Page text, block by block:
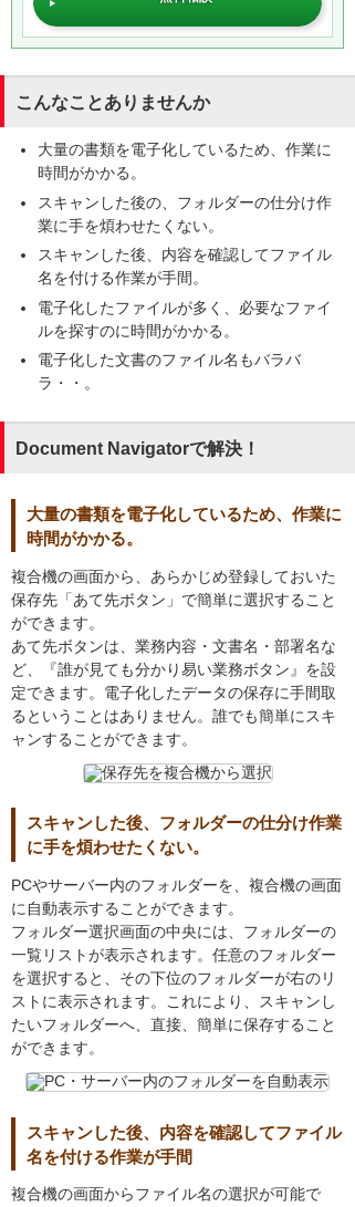
こんなことありませんか
大量の書類を電子化しているため、作業に
時間がかかる。
スキャンした後の、フォルダーの仕分け作
業に手を煩わせたくない。
スキャンした後、内容を確認してファイル
名を付ける作業が手間。
電子化したファイルが多く、必要なファイ
ルを探すのに時間がかかる。
電子化した文書のファイル名もバラバ
ラ・・。
Document Navigatorで解決！
大量の書類を電子化しているため、作業に
時間がかかる。
複合機の画面から、あらかじめ登録しておいた
保存先「あて先ボタン」で簡単に選択すること
ができます。
あて先ボタンは、業務内容・文書名・部署名な
ど、『誰が見ても分かり易い業務ボタン』を設
定できます。電子化したデータの保存に手間取
るということはありません。誰でも簡単にスキ
ャンすることができます。
スキャンした後、フォルダーの仕分け作業
に手を煩わせたくない。
PCやサーバー内のフォルダーを、複合機の画面
に自動表示することができます。
フォルダー選択画面の中央には、フォルダーの
一覧リストが表示されます。任意のフォルダー
を選択すると、その下位のフォルダーが右のリ
ストに表示されます。これにより、スキャンし
たいフォルダーへ、直接、簡単に保存すること
ができます。
スキャンした後、内容を確認してファイル
名を付ける作業が手間
複合機の画面からファイル名の選択が可能で